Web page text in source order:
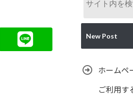
New Post
ホームペ
ご利用す